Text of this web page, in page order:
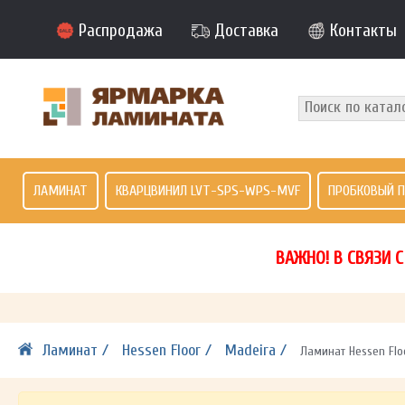
Распродажа Доставка Контакты
ЛАМИНАТ КВАРЦВИНИЛ LVT-SPS-WPS-MVF ПРОБКОВЫЙ
ВАЖНО! В СВЯЗИ
Ламинат / Hessen Floor / Madeira / Ламинат Hessen